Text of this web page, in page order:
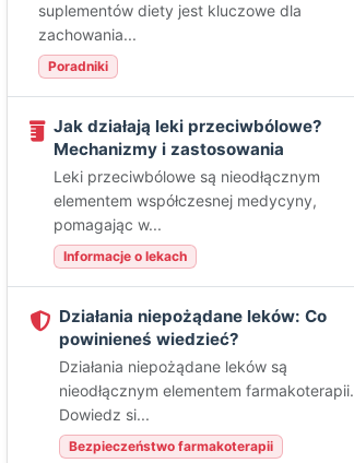
suplementów diety jest kluczowe dla
zachowania...
Poradniki
Jak działają leki przeciwbólowe?
Mechanizmy i zastosowania
Leki przeciwbólowe są nieodłącznym
elementem współczesnej medycyny,
pomagając w...
Informacje o lekach
Działania niepożądane leków: Co
powinieneś wiedzieć?
Działania niepożądane leków są
nieodłącznym elementem farmakoterapii.
Dowiedz si...
Bezpieczeństwo farmakoterapii